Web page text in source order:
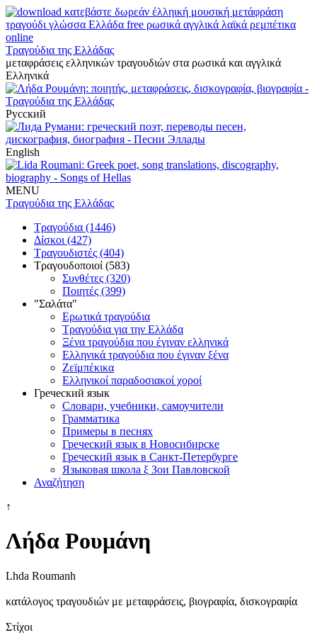
Τραγούδια της Ελλάδας
μεταφράσεις ελληνικών τραγουδιών στα ρωσικά και αγγλικά
Ελληνικά
Русский
English
MENU
Τραγούδια της Ελλάδας
Τραγούδια (1446)
Δίσκοι (427)
Τραγουδιστές (404)
Τραγουδοποιοί (583)
Συνθέτες (320)
Ποιητές (399)
"Σαλάτα"
Ερωτικά τραγούδια
Τραγούδια για την Ελλάδα
Ξένα τραγούδια που έγιναν ελληνικά
Ελληνικά τραγούδια που έγιναν ξένα
Ζεϊμπέκικα
Ελληνικοί παραδοσιακοί χοροί
Греческий язык
Словари, учебники, самоучители
Грамматика
Примеры в песнях
Греческий язык в Новосибирске
Греческий язык в Санкт-Петербурге
Языковая школа ξ Зои Павловской
Αναζήτηση
↑
Λήδα Ρουμάνη
Lhda Roumanh
κατάλογος τραγουδιών με μεταφράσεις, βιογραφία, δισκογραφία
Στίχοι